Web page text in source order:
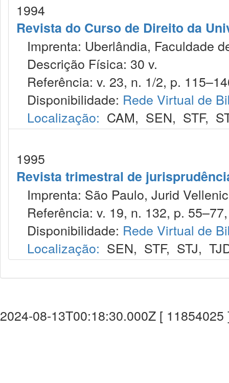
1994
Revista do Curso de Direito da
Imprenta: Uberlândia, Faculdade
Descrição Física: 30 v.
Referência: v. 23, n. 1/2, p.
Disponibilidade: Rede Virtual de
Localização: CAM, SEN, STF,
1995
Revista trimestral de
Imprenta: São Paulo, Jurid
Referência: v. 19, n. 132, p.
Disponibilidade: Rede Virtual de
Localização: SEN, STF, STJ,
2024-08-13T00:18:30.000Z [ 11854025